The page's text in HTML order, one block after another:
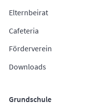
Elternbeirat
Cafeteria
Förderverein
Downloads
Grundschule